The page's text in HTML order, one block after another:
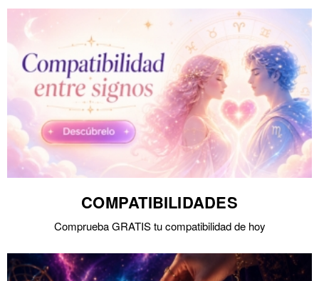
COMPATIBILIDADES
Comprueba GRATIS tu compatibilidad de hoy